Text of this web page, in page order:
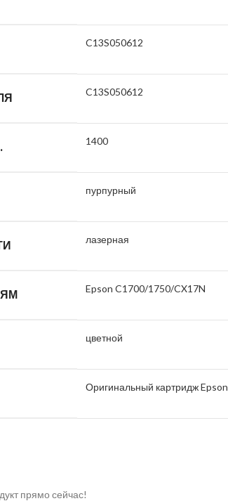
C13S050612
C13S050612
1400
пурпурный
лазерная
Epson C1700/1750/CX17N
цветной
Оригинальный картридж Epson
прямо сейчас!